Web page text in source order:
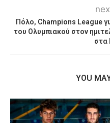
Πόλο, Champions League
του Ολυμπιακού στον
στα
YOU